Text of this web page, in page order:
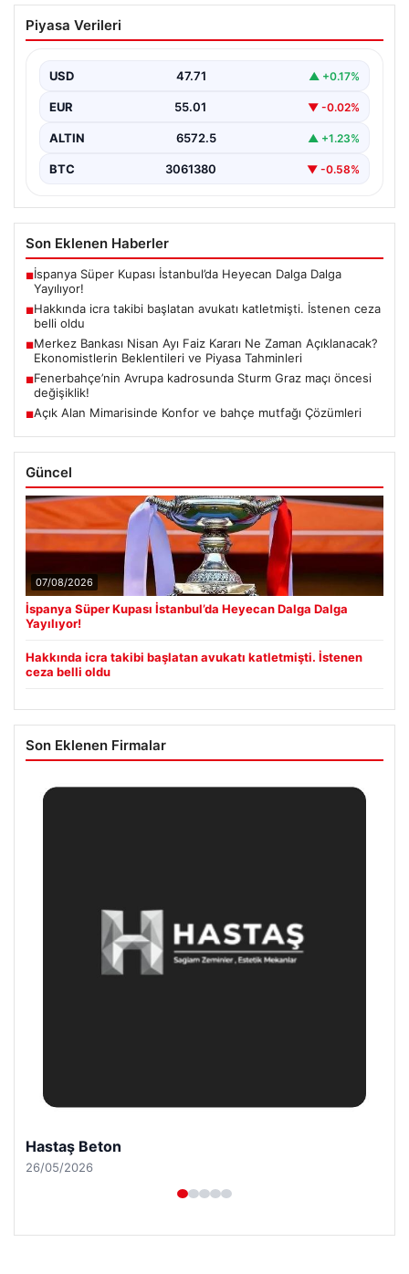
Hakkında icra takibi başlatan avukatı
katletmişti. İstenen ceza belli oldu
Yönelik Silahlı Saldırının Yargı Süreci Açıklandı",
"content":…
Piyasa Verileri
USD 47.71 ▲ +0.17%
EUR 55.01 ▼ -0.02%
ALTIN 6572.5 ▲ +1.23%
BTC 3061380 ▼ -0.58%
Son Eklenen Haberler
■İspanya Süper Kupası İstanbul’da Heyecan Dalga Dalga
Yayılıyor!
■Hakkında icra takibi başlatan avukatı katletmişti. İstenen ceza
belli oldu
■Merkez Bankası Nisan Ayı Faiz Kararı Ne Zaman Açıklanacak?
Ekonomistlerin Beklentileri ve Piyasa Tahminleri
■Fenerbahçe’nin Avrupa kadrosunda Sturm Graz maçı öncesi
değişiklik!
■Açık Alan Mimarisinde Konfor ve bahçe mutfağı Çözümleri
Güncel
07/08/2026
İspanya Süper Kupası İstanbul’da Heyecan Dalga Dalga
Yayılıyor!
Hakkında icra takibi başlatan avukatı katletmişti. İstenen
ceza belli oldu
Son Eklenen Firmalar
Hastaş Beton
26/05/2026